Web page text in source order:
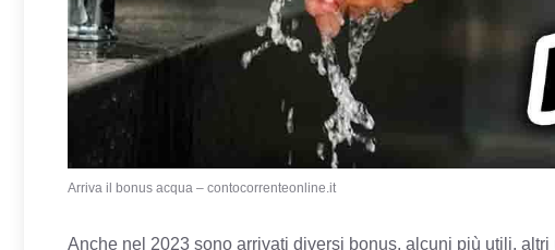
Arriva il bonus acqua – contocorrenteonline.it
Anche nel 2023 sono arrivati diversi bonus, alcuni più utili, altri